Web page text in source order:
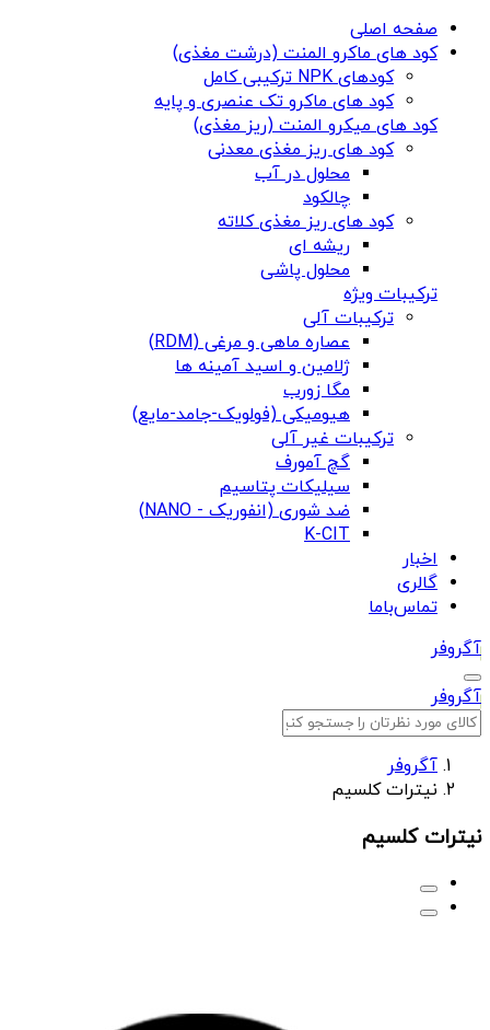
صفحه اصلی
کود های ماکرو المنت (درشت مغذی)
کودهای NPK ترکیبی کامل
کود های ماکرو تک عنصری و پایه
کود های میکرو المنت (ریز مغذی)
کود های ریز مغذی معدنی
محلول در آب
چالکود
کود های ریز مغذی کلاته
ریشه ای
محلول پاشی
ترکیبات ویژه
ترکیبات آلی
عصاره ماهی و مرغی (RDM)
ژلامین و اسید آمینه ها
مگا زورب
هیومیکی (فولویک-جامد-مایع)
ترکیبات غیر آلی
گچ آمورف
سیلیکات پتاسیم
ضد شوری (انفوریک - NANO)
K-CIT
اخبار
گالری
تماس‌باما
آگروفر
آگروفر
آگروفر
نیترات کلسیم
نیترات کلسیم